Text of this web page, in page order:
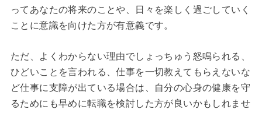
ってあなたの将来のことや、日々を楽しく過ごしていく
ことに意識を向けた方が有意義です。
ただ、よくわからない理由でしょっちゅう怒鳴られる、
ひどいことを言われる、仕事を一切教えてもらえないな
ど仕事に支障が出ている場合は、自分の心身の健康を守
るためにも早めに転職を検討した方が良いかもしれませ